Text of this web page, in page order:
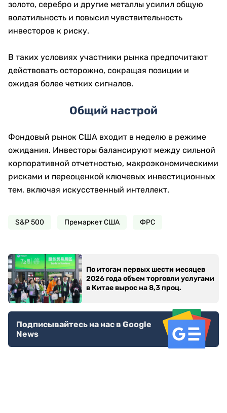
золото, серебро и другие металлы усилил общую
волатильность и повысил чувствительность
инвесторов к риску.
В таких условиях участники рынка предпочитают
действовать осторожно, сокращая позиции и
ожидая более четких сигналов.
Общий настрой
Фондовый рынок США входит в неделю в режиме
ожидания. Инвесторы балансируют между сильной
корпоративной отчетностью, макроэкономическими
рисками и переоценкой ключевых инвестиционных
тем, включая искусственный интеллект.
S&P 500 Премаркет США ФРС
По итогам первых шести месяцев
2026 года объем торговли услугами
в Китае вырос на 8,3 проц.
Подписывайтесь на нас в Google
News